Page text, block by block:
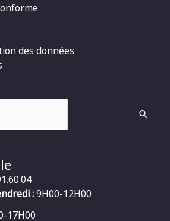
des données
:9H00-12H00
17H00